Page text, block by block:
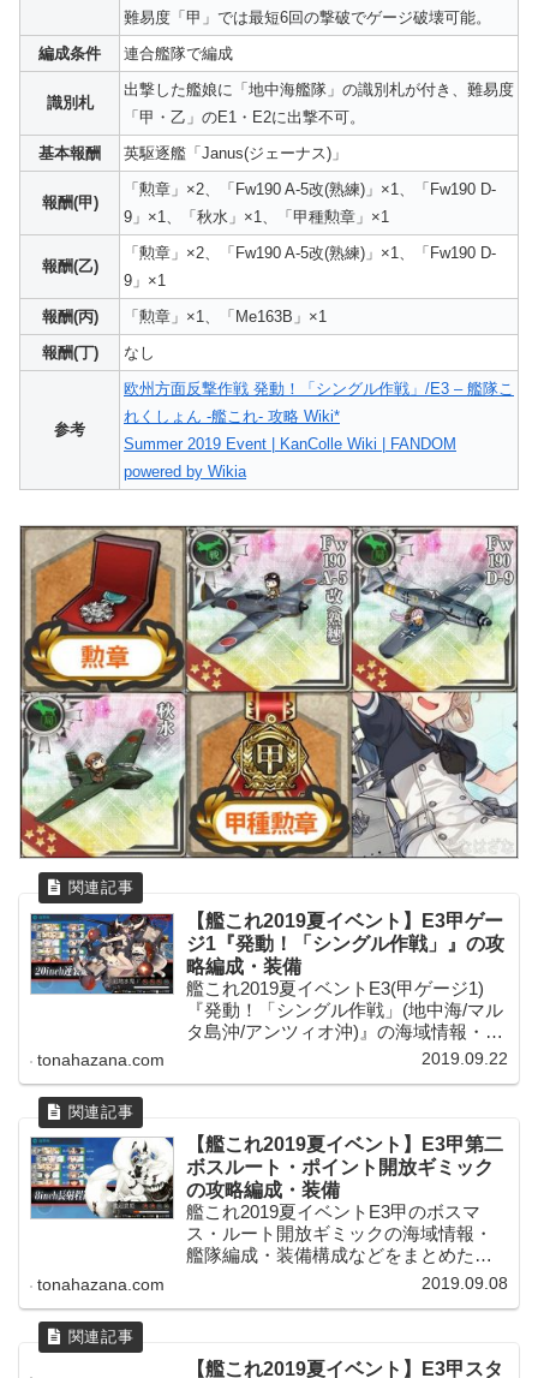
難易度「甲」では最短6回の撃破でゲージ破壊可能。
編成条件
連合艦隊で編成
識別札
出撃した艦娘に「地中海艦隊」の識別札が付き、難易度
「甲・乙」のE1・E2に出撃不可。
基本報酬
英駆逐艦「Janus(ジェーナス)」
報酬(甲)
「勲章」×2、「Fw190 A-5改(熟練)」×1、「Fw190 D-
9」×1、「秋水」×1、「甲種勲章」×1
報酬(乙)
「勲章」×2、「Fw190 A-5改(熟練)」×1、「Fw190 D-
9」×1
報酬(丙)
「勲章」×1、「Me163B」×1
報酬(丁)
なし
参考
欧州方面反撃作戦 発動！「シングル作戦」/E3 – 艦隊こ
れくしょん -艦これ- 攻略 Wiki*
Summer 2019 Event | KanColle Wiki | FANDOM
powered by Wikia
【艦これ2019夏イベント】E3甲ゲー
ジ1『発動！「シングル作戦」』の攻
略編成・装備
艦これ2019夏イベントE3(甲ゲージ1)
『発動！「シングル作戦」(地中海/マル
タ島沖/アンツィオ沖)』の海域情報・艦
隊編成・装備構成などをまとめた攻略
力とした敵連合艦隊の撃破を目指しま
す！
tonahazana.com 2019.09.22
【艦これ2019夏イベント】E3甲第二
ボスルート・ポイント開放ギミック
の攻略編成・装備
艦これ2019夏イベントE3甲のボスマ
ス・ルート開放ギミックの海域情報・
艦隊編成・装備構成などをまとめた攻
略記事です。第一ゲージの攻略完了後
tonahazana.com 2019.09.08
【艦これ2019夏イベント】E3甲スタ